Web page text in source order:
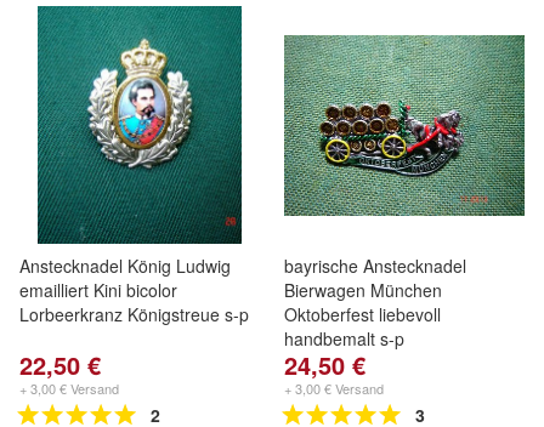
Anstecknadel König Ludwig
emailliert Kini bicolor
Lorbeerkranz Königstreue s-p
22,50 €
+ 3,00 € Versand
2
bayrische Anstecknadel
Bierwagen München
Oktoberfest liebevoll
handbemalt s-p
24,50 €
+ 3,00 € Versand
3